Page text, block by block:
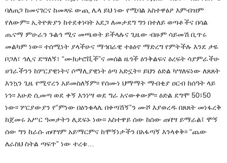
ባለጠጋ ከመናገርና ከመጻፍ ውጪ ሌላ ይህ ነው የሚባል አስተዋፅዖ እምብዝም
የለውም፡፡ ኢትዮጵያን ከተደቀነባት አደጋ ለመታደግ ግን በተለይ ወጣቶችና በሳል
ጤናማ ምሁራን ጉልኅ ሚና መጫወት ይችላሉና ጊዜው ብዙም ሳይመሽ ቢጥሩ
መልካም ነው፡፡ ተሰሚነት ያላችሁና ማኅበራዊ ተፅዕኖ ማድረግ የምትችሉ እንደ ታዬ
ቦጋለ፣ ኅሊና ደሣለኝ፣ “ሙክታሮቪች”ና መሰል ዜጎች ዕንቅልፍና ዕረፍት ሳያምራችሁ
ሀገራችንን ከሦርያዊነትና ሶማሊያዊነት ዕጣ አድኗት፡፡ ይህን ዕድል ካሣለፍነው ለጸጸት
እንኳን ጊዜ የሚኖረን አይመስለኝም፡፡ የሰሙነ ህማማት ማብቂያ ዐርብ ከሰዓት ላይ
ነን፡፡ እሁድ ሲመጣ ወደ ቀኝ እንነሣ ወደ ግራ አናውቀውም፡፡ ዕድል ደግሞ 50፣50
ነው፡፡ ሦርያውያን የ“ምነው በዕንቁላሌ በቀጣሽኝ”ን ሙሾ እያወረዱ በጸጸት መነፋረቅ
ከጀመሩ አሥር ዓመታትን ሊደፍኑ ነው፡፡ አስተዋይ ሰው ከሰው ጠባሣ ይማራል፤ ሞኝ
ሰው ግን ከራሱ ጠባሣም አይማርምና ከሞኝነታችን በአፋጣኝ እንላቀቅ፡፡ “ጨው
ለራስህ ስትል ጣፍጥ” ነው ተረቱ…